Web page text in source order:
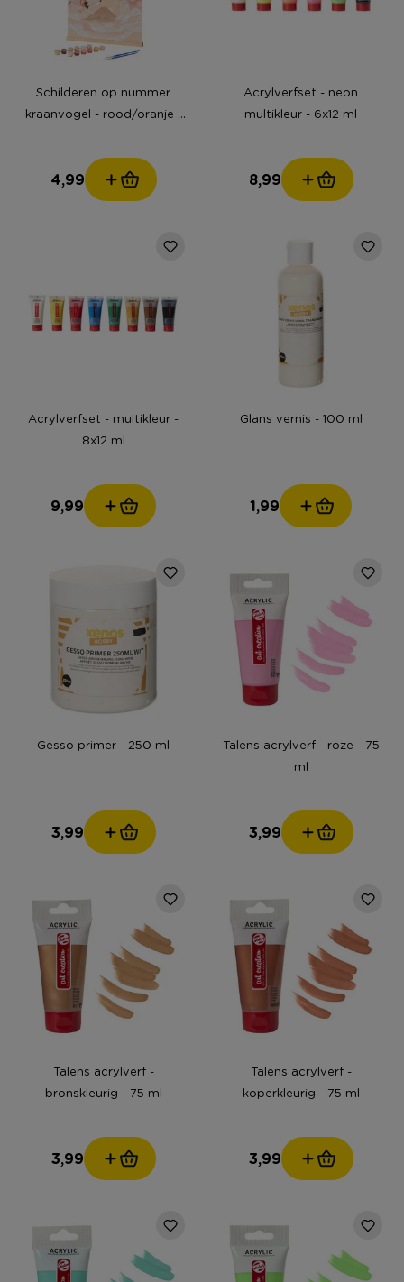
Schilderen op nummer
kraanvogel - rood/oranje -
4,99
Acrylverfset - neon
multikleur - 6x12 ml
8,99
Acrylverfset - multikleur -
8x12 ml
9,99
Glans vernis - 100 ml
1,99
Gesso primer - 250 ml
3,99
Talens acrylverf - roze - 75
ml
3,99
Talens acrylverf -
bronskleurig - 75 ml
3,99
Talens acrylverf -
koperkleurig - 75 ml
3,99